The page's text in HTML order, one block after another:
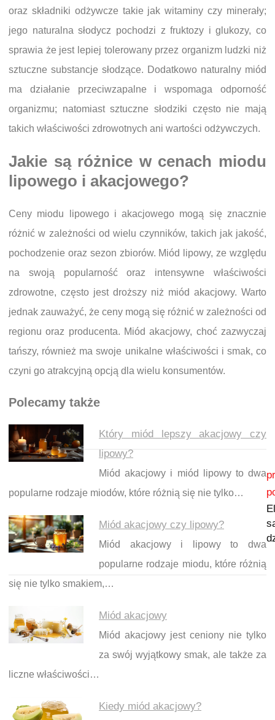
oraz składniki odżywcze takie jak witaminy czy minerały;
jego naturalna słodycz pochodzi z fruktozy i glukozy, co
sprawia że jest lepiej tolerowany przez organizm ludzki niż
sztuczne substancje słodzące. Dodatkowo naturalny miód
ma działanie przeciwzapalne i wspomaga odporność
organizmu; natomiast sztuczne słodziki często nie mają
takich właściwości zdrowotnych ani wartości odżywczych.
Jakie są różnice w cenach miodu
lipowego i akacjowego?
Ceny miodu lipowego i akacjowego mogą się znacznie
różnić w zależności od wielu czynników, takich jak jakość,
pochodzenie oraz sezon zbiorów. Miód lipowy, ze względu
na swoją popularność oraz intensywne właściwości
zdrowotne, często jest droższy niż miód akacjowy. Warto
jednak zauważyć, że ceny mogą się różnić w zależności od
regionu oraz producenta. Miód akacjowy, choć zazwyczaj
tańszy, również ma swoje unikalne właściwości i smak, co
czyni go atrakcyjną opcją dla wielu konsumentów.
Polecamy także
Który miód lepszy akacjowy czy
lipowy?
Miód akacjowy i miód lipowy to dwa
popularne rodzaje miodów, które różnią się nie tylko…
Miód akacjowy czy lipowy?
Miód akacjowy i lipowy to dwa
popularne rodzaje miodu, które różnią
się nie tylko smakiem,…
Miód akacjowy
Miód akacjowy jest ceniony nie tylko
za swój wyjątkowy smak, ale także za
liczne właściwości…
Kiedy miód akacjowy?
Nawigacja wpisu